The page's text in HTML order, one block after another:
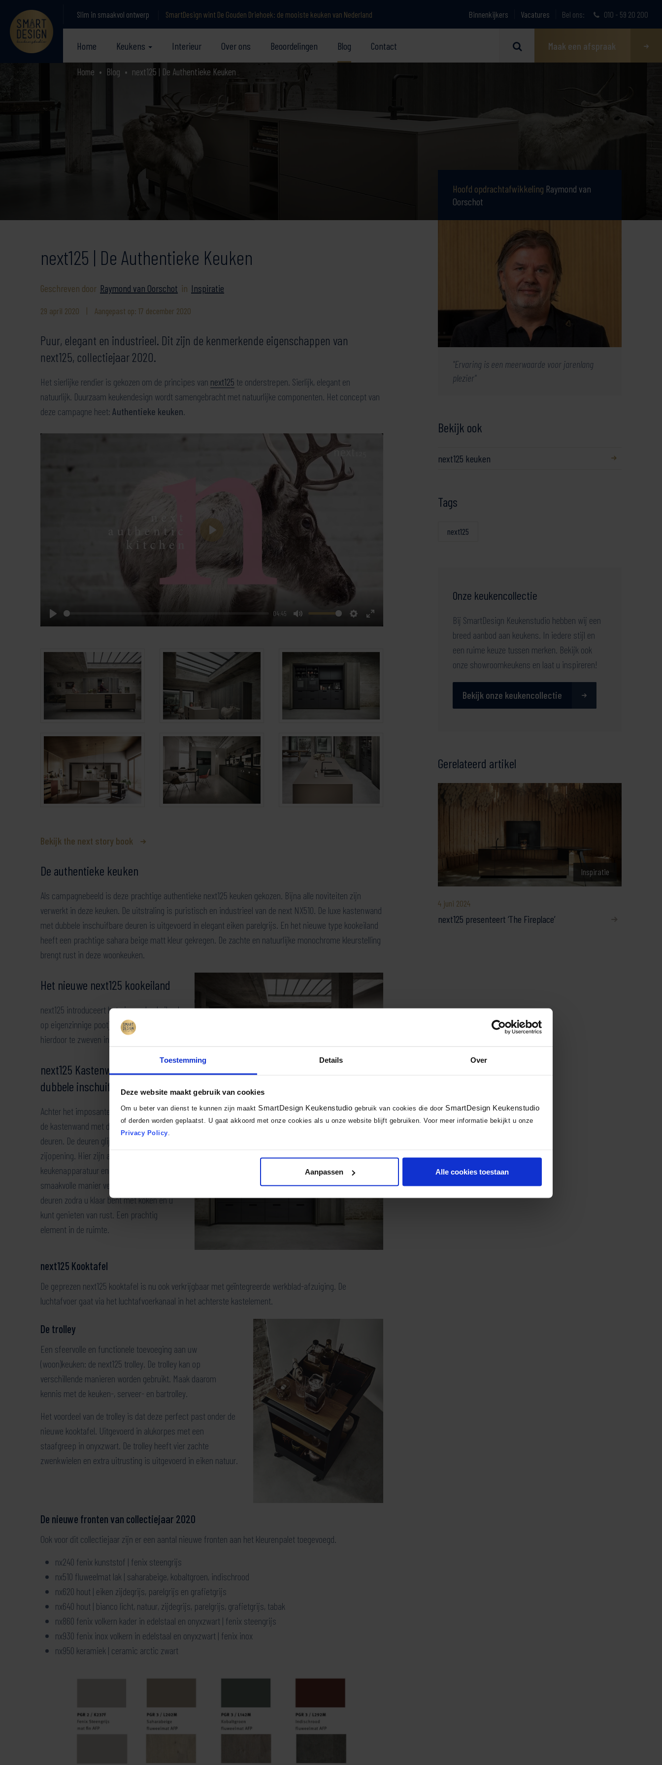
Toestemming Details Over
Deze website maakt gebruik van cookies
Om u beter van dienst te kunnen zijn maakt SmartDesign Keukenstudio gebruik van cookies die door SmartDesign Keukenstudio
of derden worden geplaatst. U gaat akkoord met onze cookies als u onze website blijft gebruiken. Voor meer informatie bekijkt u onze
Privacy Policy
Aanpassen Alle cookies toestaan
Slim in smaakvol ontwerp SmartDesign wint De Gouden Driehoek: de mooiste keuken van Nederland Bel ons: 010 - 59 20 200
Binnenkijkers Vacatures
Home Keukens Interieur Over ons Beoordelingen Blog Contact Maak een afspraak
Home Blog next125 | De Authentieke Keuken
next125 | De Authentieke Keuken
Geschreven door Raymond van Oorschot in Inspiratie
29 april 2020 | Aangepast op: 17 december 2020
Puur, elegant en industrieel. Dit zijn de kenmerkende eigenschappen van
next125, collectiejaar 2020.
Het sierlijke rendier is gekozen om de principes van next125 te onderstrepen. Sierlijk, elegant en
natuurlijk. Duurzaam keukendesign wordt samengebracht met natuurlijke componenten. Het concept van
deze campagne heet: Authentieke keuken.
Play
04:45
Mute Settings
Enter
Bekijk the next story book
De authentieke keuken
Als campagnebeeld is deze prachtige authentieke next125 keuken gekozen. Bijna alle noviteiten zijn
verwerkt in deze keuken. De uitstraling is puristisch en industrieel van de next NX510. De luxe kastenwand
met dubbele inschuifbare deuren is uitgevoerd in elegant eiken parelgrijs. En het nieuwe type kookeiland
heeft een prachtige sahara beige matt kleur gekregen. De zachte en natuurlijke monochrome kleurstelling
brengt rust in deze woonkeuken.
Het nieuwe next125 kookeiland
next125 introduceert het nieuwe kookeiland
op eigenzinnige pootjes. Het eiland lijkt
hierdoor te zweven in de ruimte.
next125 Kastenwand met
dubbele inschuifbare deuren
Achter het imposante keukeneiland staat
de kastenwand met dubbele inschuifbare
deuren. De deuren glijden gevouwen in de
zijopening. Hier zijn alle verdere
keukenapparatuur en -spullen op een
smaakvolle manier verborgen. Sluit de
deuren zodra u klaar bent met koken en u
kunt genieten van rust. Een prachtig
element in de ruimte.
next125 Kooktafel
De geprezen next125 kooktafel is nu ook verkrijgbaar met geïntegreerde werkblad-afzuiging. De
luchtafvoer gaat via het luchtafvoerkanaal in het achterste kastelement.
De trolley
Een sfeervolle en functionele toevoeging aan uw
(woon)keuken: de next125 trolley. De trolley kan op
verschillende manieren worden gebruikt. Maak daarom
kennis met de keuken-, serveer- en bartrolley.
Het voordeel van de trolley is dat deze perfect past onder de
nieuwe kooktafel. Uitgevoerd in alukorpes met een
staafgreep in onyxzwart. De trolley heeft vier zachte
zwenkwielen en extra uitrusting is uitgevoerd in eiken natuur.
De nieuwe fronten van collectiejaar 2020
Ook voor dit collectiejaar zijn er een aantal nieuwe fronten aan het kleurenpalet toegevoegd.
nx240 fenix kunststof | fenix steengrijs
nx510 fluweelmat lak | saharabeige, kobaltgroen, indischrood
nx620 hout | eiken zijdegrijs, parelgrijs en grafietgrijs
nx640 hout | bianco licht, natuur, zijdegrijs, parelgrijs, grafietgrijs, tabak
nx860 fenix volkern kader in edelstaal en onyxzwart | fenix steengrijs
nx930 fenix inox volkern in edelstaal en onyxzwart | fenix inox
nx950 keramiek | ceramic arctic zwart
Hoofd opdrachtafwikkeling Raymond van
Oorschot
Ervaring is een meerwaarde voor jarenlang
plezier
Bekijk ook
next125 keuken
Tags
next125
Onze keukencollectie
Bij SmartDesign Keukenstudio hebben wij een
breed aanbod aan keukens. In iedere stijl en
een ruime keuze tussen merken. Bekijk ook
onze showroomkeukens en laat u inspireren!
Bekijk onze keukencollectie
Gerelateerd artikel
Inspiratie
4 juni 2024
next125 presenteert ‘The Fireplace’